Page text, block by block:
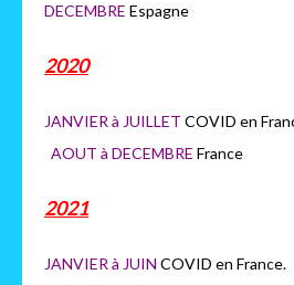
DECEMBRE Espagne
2020
JANVIER à JUILLET COVID
AOUT à DECEMBRE France
2021
JANVIER à JUIN COVID